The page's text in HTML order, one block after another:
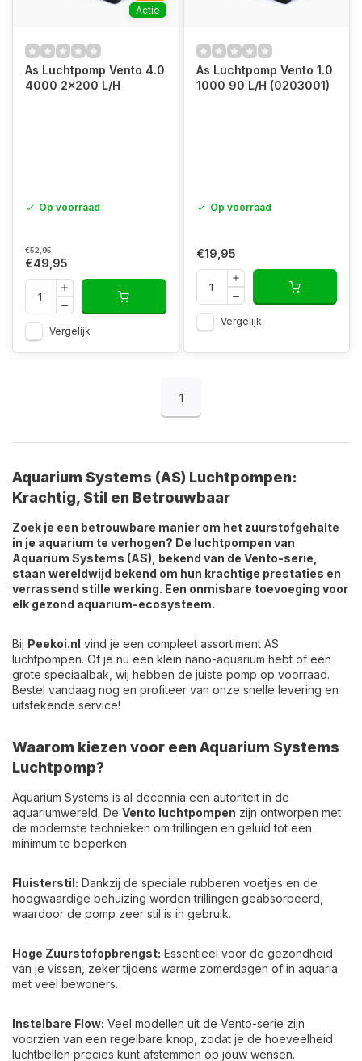
Actie
As Luchtpomp Vento 4.0
4000 2x200 L/H
Op voorraad
€52,95
€49,95
Vergelijk
As Luchtpomp Vento 1.0
1000 90 L/H (0203001)
Op voorraad
€19,95
Vergelijk
1
Aquarium Systems (AS) Luchtpompen:
Krachtig, Stil en Betrouwbaar
Zoek je een betrouwbare manier om het zuurstofgehalte
in je aquarium te verhogen? De luchtpompen van
Aquarium Systems (AS), bekend van de Vento-serie,
staan wereldwijd bekend om hun krachtige prestaties en
verrassend stille werking. Een onmisbare toevoeging voor
elk gezond aquarium-ecosysteem.
Bij Peekoi.nl vind je een compleet assortiment AS
luchtpompen. Of je nu een klein nano-aquarium hebt of een
grote speciaalbak, wij hebben de juiste pomp op voorraad.
Bestel vandaag nog en profiteer van onze snelle levering en
uitstekende service!
Waarom kiezen voor een Aquarium Systems
Luchtpomp?
Aquarium Systems is al decennia een autoriteit in de
aquariumwereld. De Vento luchtpompen zijn ontworpen met
de modernste technieken om trillingen en geluid tot een
minimum te beperken.
Fluisterstil: Dankzij de speciale rubberen voetjes en de
hoogwaardige behuizing worden trillingen geabsorbeerd,
waardoor de pomp zeer stil is in gebruik.
Hoge Zuurstofopbrengst: Essentieel voor de gezondheid
van je vissen, zeker tijdens warme zomerdagen of in aquaria
met veel bewoners.
Instelbare Flow: Veel modellen uit de Vento-serie zijn
voorzien van een regelbare knop, zodat je de hoeveelheid
luchtbellen precies kunt afstemmen op jouw wensen.